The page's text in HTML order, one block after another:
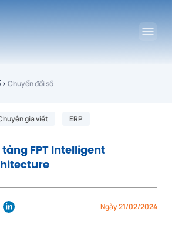
› Chuyển đổi số
gia viết ERP
tảng FPT Intelligent
Ngày 21/02/2024